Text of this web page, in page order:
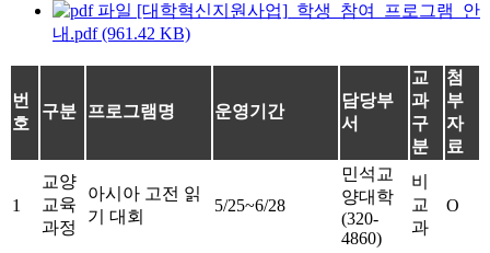
[대학혁신지원사업]_학생_참여_프로그램_안
내.pdf (961.42 KB)
번
호
구분 프로그램명 운영기간
담당부
서
교
과
구
분
첨
부
자
료
1
교양
교육
과정
아시아 고전 읽
기 대회
5/25~6/28
민석교
양대학
(320-
4860)
비
교
과
O